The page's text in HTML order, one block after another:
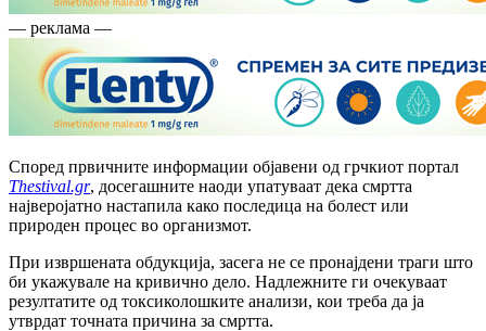
— реклама —
Според првичните информации објавени од грчкиот портал
Thestival.gr, досегашните наоди упатуваат дека смртта
најверојатно настапила како последица на болест или
природен процес во организмот.
При извршената обдукција, засега не се пронајдени траги што
би укажувале на кривично дело. Надлежните ги очекуваат
резултатите од токсиколошките анализи, кои треба да ја
утврдат точната причина за смртта.